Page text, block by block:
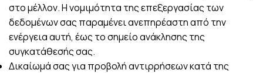
στο μέλλον. Η νομιμότητα της επεξεργασίας των
δεδομένων σας παραμένει ανεπηρέαστη από την
ενέργεια αυτή, έως το σημείο ανάκλησης της
συγκατάθεσής σας.
Δικαίωμά σας για προβολή αντιρρήσεων κατά της